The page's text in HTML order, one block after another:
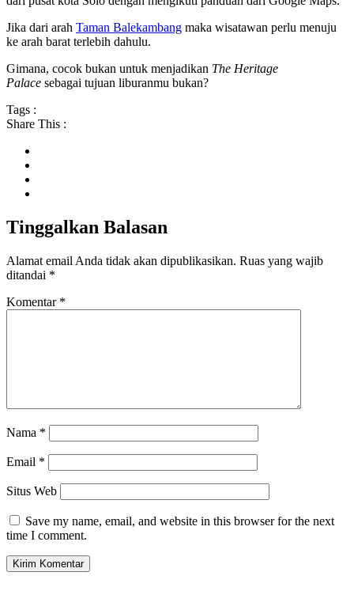
Jika dari arah Taman Balekambang maka wisatawan perlu menuju
ke arah barat terlebih dahulu.
Gimana, cocok bukan untuk menjadikan The Heritage
Palace sebagai tujuan liburanmu bukan?
Tags :
Share This :
Tinggalkan Balasan
Alamat email Anda tidak akan dipublikasikan. Ruas yang wajib
ditandai *
Komentar *
Nama *
Email *
Situs Web
Save my name, email, and website in this browser for the next
time I comment.